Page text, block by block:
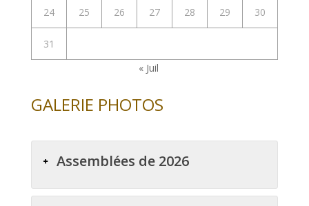
24 25 26 27 28 29 30
31
« Juil
GALERIE PHOTOS
Assemblées de 2026